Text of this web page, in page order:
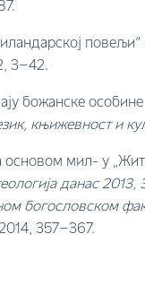
3–42.
божанске
књижевност и
мил- у
данас 2013,
богословском
357–367.